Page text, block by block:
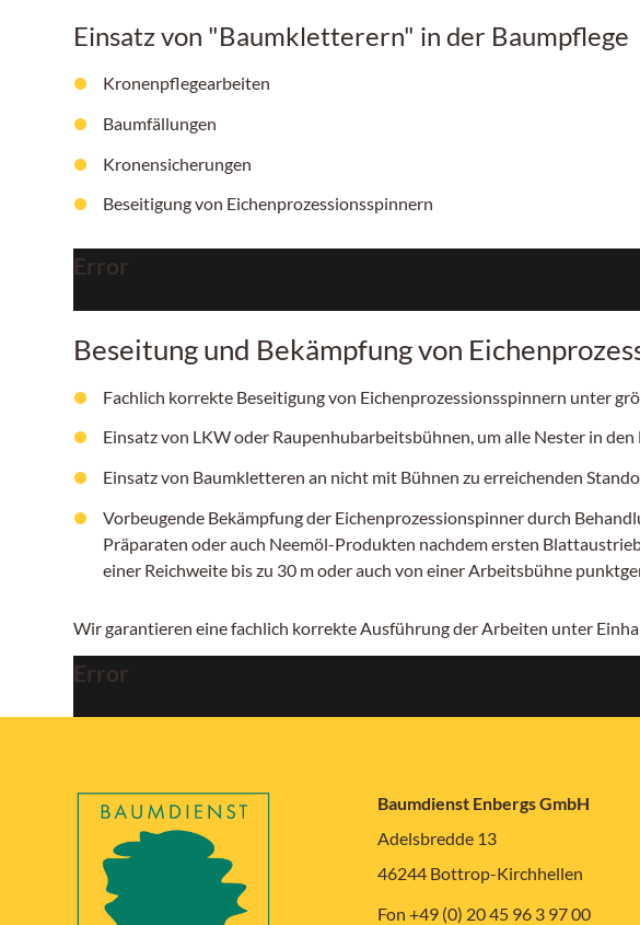
Einsatz von "Baumkletterern" in der Baumpflege
Kronenpflegearbeiten
Baumfällungen
Kronensicherungen
Beseitigung von Eichenprozessionsspinnern
Error
Beseitung und Bekämpfung von
Fachlich korrekte Beseitigung von Eichenprozessionsspinnern unter
Einsatz von LKW oder Raupenhubarbeitsbühnen, um alle Nester in
Einsatz von Baumkletteren an nicht mit Bühnen zu erreichenden
Vorbeugende Bekämpfung der Eichenprozessionspinner durch
Präparaten oder auch Neemöl-Produkten nachdem ersten
einer Reichweite bis zu 30 m oder auch von einer Arbeitsbühne
Wir garantieren eine fachlich korrekte Ausführung der Arbeiten unter
Error
Baumdienst Enbergs GmbH
Adelsbredde 13
46244 Bottrop-Kirchhellen
Fon +49 (0) 20 45 96 3 97 00